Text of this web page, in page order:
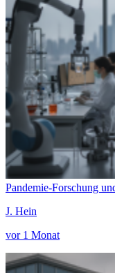
Pandemie-Forschung
J. Hein
vor 1 Monat